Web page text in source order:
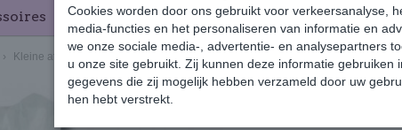
Cadeaus & Geschenksets Huishouden
› Kleine attenties Zakje met 10 rozen zeepjes
Zakje
Cookies worden door ons gebruikt voor verkeersanalyse,
media-functies en het personaliseren van informatie en
we onze sociale media-, advertentie- en analysepartners
u onze site gebruikt. Zij kunnen deze informatie gebruiken
gegevens die zij mogelijk hebben verzameld door uw
hen hebt verstrekt.